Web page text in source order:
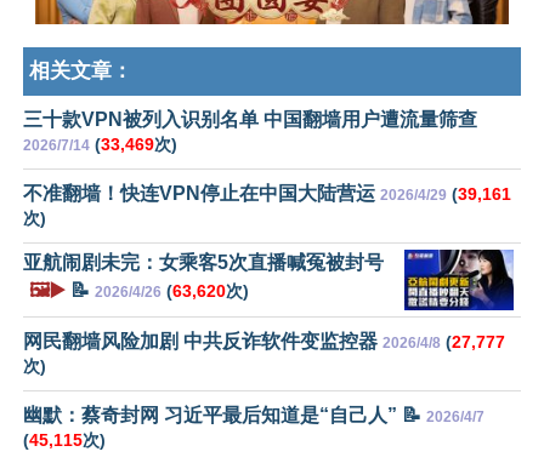
相关文章：
三十款VPN被列入识别名单 中国翻墙用户遭流量筛查
2026/7/14 (33,469次)
不准翻墙！快连VPN停止在中国大陆营运 2026/4/29 (39,161
次)
亚航闹剧未完：女乘客5次直播喊冤被封号
🖼️▶️ 📝 2026/4/26 (63,620次)
网民翻墙风险加剧 中共反诈软件变监控器 2026/4/8 (27,777
次)
幽默：蔡奇封网 习近平最后知道是“自己人” 📝 2026/4/7
(45,115次)